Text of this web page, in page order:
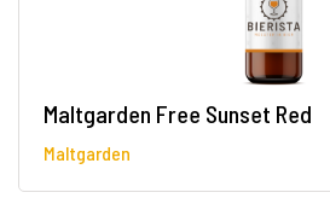
Maltgarden Free Sunset Red
Maltgarden